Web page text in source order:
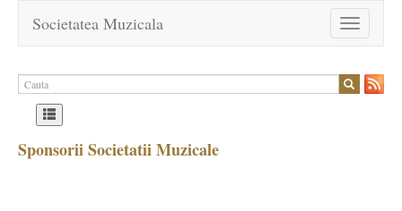
Toggle
navigation
Societatea Muzicala
Sponsorii Societatii Muzicale